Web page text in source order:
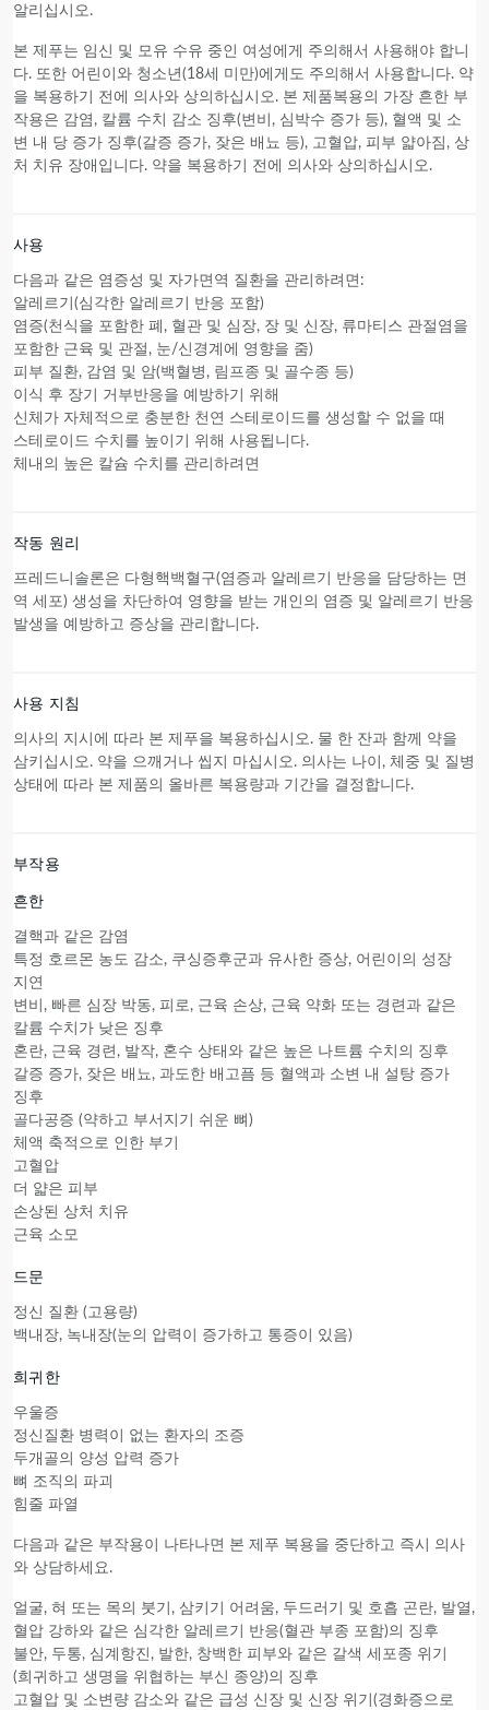
알리십시오.
본 제푸는 임신 및 모유 수유 중인 여성에게 주의해서 사용해야 합니
다. 또한 어린이와 청소년(18세 미만)에게도 주의해서 사용합니다. 약
을 복용하기 전에 의사와 상의하십시오. 본 제품복용의 가장 흔한 부
작용은 감염, 칼륨 수치 감소 징후(변비, 심박수 증가 등), 혈액 및 소
변 내 당 증가 징후(갈증 증가, 잦은 배뇨 등), 고혈압, 피부 얇아짐, 상
처 치유 장애입니다. 약을 복용하기 전에 의사와 상의하십시오.
사용
다음과 같은 염증성 및 자가면역 질환을 관리하려면:
알레르기(심각한 알레르기 반응 포함)
염증(천식을 포함한 폐, 혈관 및 심장, 장 및 신장, 류마티스 관절염을
포함한 근육 및 관절, 눈/신경계에 영향을 줌)
피부 질환, 감염 및 암(백혈병, 림프종 및 골수종 등)
이식 후 장기 거부반응을 예방하기 위해
신체가 자체적으로 충분한 천연 스테로이드를 생성할 수 없을 때
스테로이드 수치를 높이기 위해 사용됩니다.
체내의 높은 칼슘 수치를 관리하려면
작동 원리
프레드니솔론은 다형핵백혈구(염증과 알레르기 반응을 담당하는 면
역 세포) 생성을 차단하여 영향을 받는 개인의 염증 및 알레르기 반응
발생을 예방하고 증상을 관리합니다.
사용 지침
의사의 지시에 따라 본 제푸을 복용하십시오. 물 한 잔과 함께 약을
삼키십시오. 약을 으깨거나 씹지 마십시오. 의사는 나이, 체중 및 질병
상태에 따라 본 제품의 올바른 복용량과 기간을 결정합니다.
부작용
흔한
결핵과 같은 감염
특정 호르몬 농도 감소, 쿠싱증후군과 유사한 증상, 어린이의 성장
지연
변비, 빠른 심장 박동, 피로, 근육 손상, 근육 약화 또는 경련과 같은
칼륨 수치가 낮은 징후
혼란, 근육 경련, 발작, 혼수 상태와 같은 높은 나트륨 수치의 징후
갈증 증가, 잦은 배뇨, 과도한 배고픔 등 혈액과 소변 내 설탕 증가
징후
골다공증 (약하고 부서지기 쉬운 뼈)
체액 축적으로 인한 부기
고혈압
더 얇은 피부
손상된 상처 치유
근육 소모
드문
정신 질환 (고용량)
백내장, 녹내장(눈의 압력이 증가하고 통증이 있음)
희귀한
우울증
정신질환 병력이 없는 환자의 조증
두개골의 양성 압력 증가
뼈 조직의 파괴
힘줄 파열
다음과 같은 부작용이 나타나면 본 제푸 복용을 중단하고 즉시 의사
와 상담하세요.
얼굴, 혀 또는 목의 붓기, 삼키기 어려움, 두드러기 및 호흡 곤란, 발열,
혈압 강하와 같은 심각한 알레르기 반응(혈관 부종 포함)의 징후
불안, 두통, 심계항진, 발한, 창백한 피부와 같은 갈색 세포종 위기
(희귀하고 생명을 위협하는 부신 종양)의 징후
고혈압 및 소변량 감소와 같은 급성 신장 및 신장 위기(경화증으로